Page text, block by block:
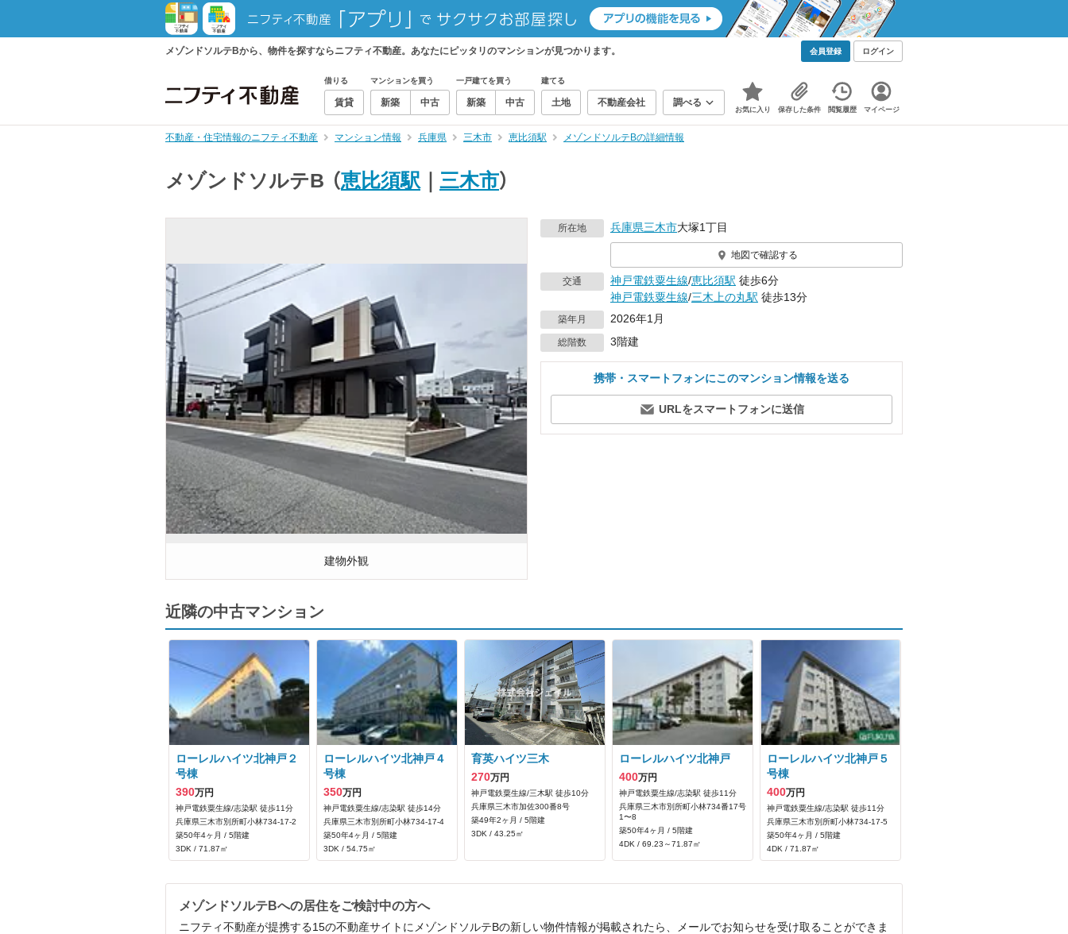
メゾンドソルテBから、物件を探すならニフティ不動産。あなたにピッタリのマンションが見つかります。 会員登録 ログイン
借りる
賃貸
マンションを買う
新築 中古
一戸建てを買う
新築 中古
建てる
土地 不動産会社 調べる
お気に入り 保存した条件 閲覧履歴 マイページ
不動産・住宅情報のニフティ不動産 マンション情報 兵庫県 三木市 恵比須駅 メゾンドソルテBの詳細情報
メゾンドソルテB （恵比須駅 三木市）
建物外観
所在地 兵庫県三木市大塚1丁目
地図で確認する
交通 神戸電鉄粟生線/恵比須駅 徒歩6分
神戸電鉄粟生線/三木上の丸駅 徒歩13分
築年月 2026年1月
総階数 3階建
携帯・スマートフォンにこのマンション情報を送る
URLをスマートフォンに送信
近隣の中古マンション
ローレルハイツ北神戸２
号棟
390万円
神戸電鉄粟生線/志染駅 徒歩11分
兵庫県三木市別所町小林734‐17‐2
築50年4ヶ月 / 5階建
3DK / 71.87㎡
ローレルハイツ北神戸４
号棟
350万円
神戸電鉄粟生線/志染駅 徒歩14分
兵庫県三木市別所町小林734‐17‐4
築50年4ヶ月 / 5階建
3DK / 54.75㎡
育英ハイツ三木
270万円
神戸電鉄粟生線/三木駅 徒歩10分
兵庫県三木市加佐300番8号
築49年2ヶ月 / 5階建
3DK / 43.25㎡
ローレルハイツ北神戸
400万円
神戸電鉄粟生線/志染駅 徒歩11分
兵庫県三木市別所町小林734番17号
1〜8
築50年4ヶ月 / 5階建
4DK / 69.23～71.87㎡
ローレルハイツ北神戸５
号棟
400万円
神戸電鉄粟生線/志染駅 徒歩11分
兵庫県三木市別所町小林734‐17‐5
築50年4ヶ月 / 5階建
4DK / 71.87㎡
メゾンドソルテBへの居住をご検討中の方へ
ニフティ不動産が提携する15の不動産サイトにメゾンドソルテBの新しい物件情報が掲載されたら、メールでお知らせを受け取ることができま